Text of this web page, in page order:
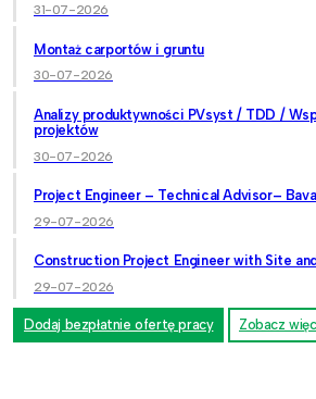
31-07-2026
Montaż carportów i gruntu
30-07-2026
Analizy produktywności PVsyst / TDD /
projektów
30-07-2026
Project Engineer – Technical Advisor–
29-07-2026
Construction Project Engineer with Site
29-07-2026
Dodaj bezpłatnie ofertę pracy Zobacz